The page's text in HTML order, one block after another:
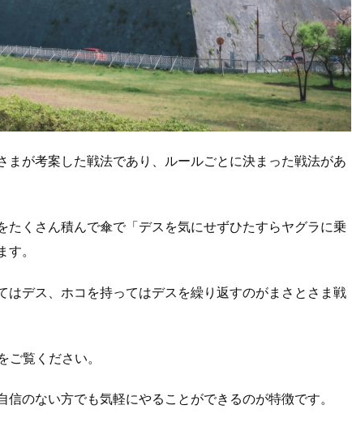
まが考案した戦法であり、ルールごとに決まった戦法があ
たくさん積んで傘で「デスを気にせずひたすらヤグラに乗
。
はデス、ホコを持ってはデスを繰り返すのがまさとさま戦
覧ください。
のない方でも気軽にやることができるのが特徴です。